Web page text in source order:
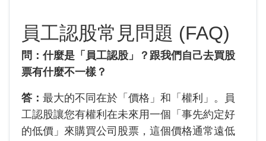
員工認股常見問題 (FAQ)
問：什麼是「員工認股」？跟我們自己去買股
票有什麼不一樣？
答： 最大的不同在於「價格」和「權利」。員
工認股讓您有權利在未來用一個「事先約定好
的低價」來購買公司股票，這個價格通常遠低